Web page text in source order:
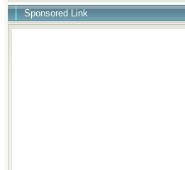
Sponsored Link